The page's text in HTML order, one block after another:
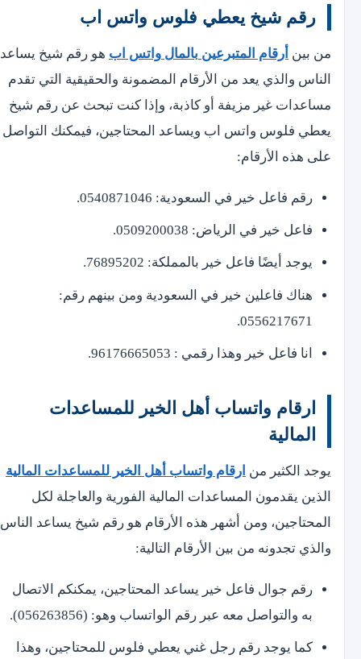
رقم شيخ يعطي فلوس واتس اب
من بين أرقام المتبرعين بالمال واتس اب هو رقم شيخ يساعد
الناس والذي يعد من الأرقام المضمونة والحقيقية التي تقدم
مساعدات غير مزيفة أو كاذبة، وإذا كنت تبحث عن رقم شيخ
يعطي فلوس واتس اب ويساعد المحتاجين، فيمكنك التواصل
على هذه الأرقام:
رقم فاعل خير في السعودية: 0540871046.
فاعل خير في الرياض: 0509200038.
يوجد أيضًا فاعل خير بالمملكة: 76895202.
هناك فاعلين خير في السعودية ومن بينهم رقم:
0556217671.
انا فاعل خير وهذا رقمي : 96176665053.
ارقام واتساب أهل الخير للمساعدات
المالية
يوجد الكثير من ارقام واتساب أهل الخير للمساعدات المالية
الذين يقدمون المساعدات المالية الفورية والعاجلة لكل
المحتاجين، ومن أشهر هذه الأرقام هو رقم شيخ يساعد الناس
والذي تجدونه من بين الأرقام التالية:
رقم جوال فاعل خير يساعد المحتاجين، يمكنكم الاتصال
به والتواصل معه عبر رقم الواتساب وهو: (056263856).
كما يوجد رقم رجل غني يعطي فلوس للمحتاجين، وهذا